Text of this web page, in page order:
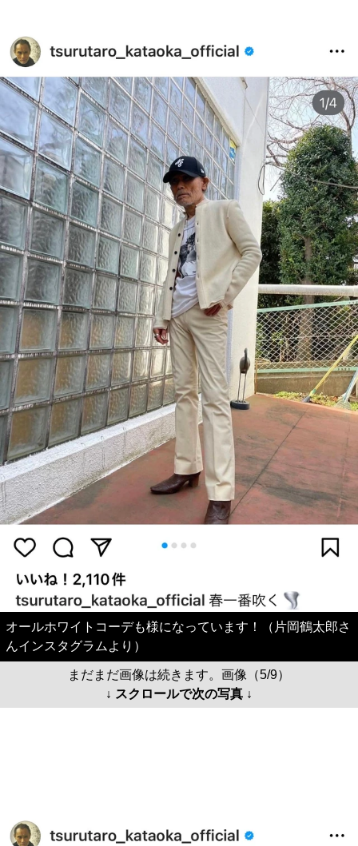
オールホワイトコーデも様になっています！（片岡鶴太郎さ
んインスタグラムより）
まだまだ画像は続きます。画像（5/9）
↓ スクロールで次の写真 ↓